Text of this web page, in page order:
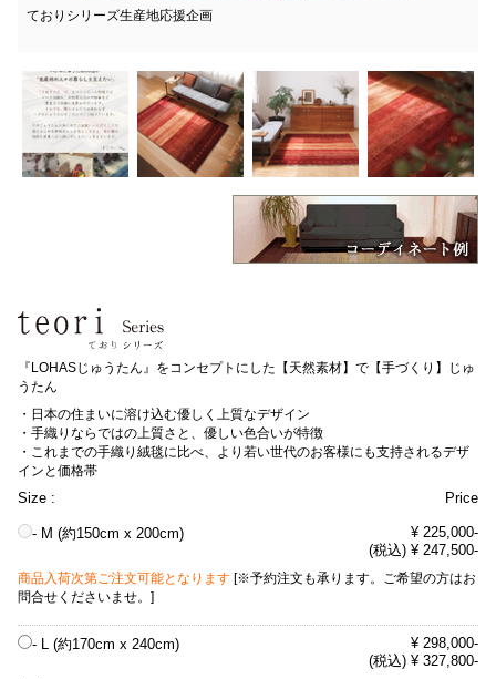
ておりシリーズ生産地応援企画
『LOHASじゅうたん』をコンセプトにした【天然素材】で【手づくり】じゅ
うたん
・日本の住まいに溶け込む優しく上質なデザイン
・手織りならではの上質さと、優しい色合いが特徴
・これまでの手織り絨毯に比べ、より若い世代のお客様にも支持されるデザ
インと価格帯
Size : Price
- M (約150cm x 200cm)
¥ 225,000-
(税込) ¥ 247,500-
商品入荷次第ご注文可能となります [※予約注文も承ります。ご希望の方はお
問合せくださいませ。]
- L (約170cm x 240cm)
¥ 298,000-
(税込) ¥ 327,800-